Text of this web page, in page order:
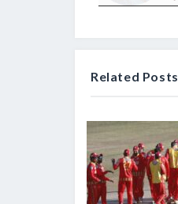
Related Posts